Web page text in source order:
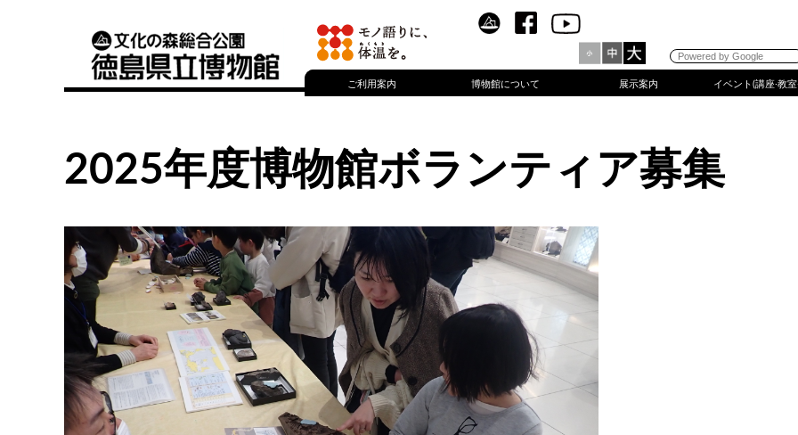
開館カレンダー アクセス
ご利用案内 博物館について 展示案内 イベント(講座·教
2025年度博物館ボランティア募集